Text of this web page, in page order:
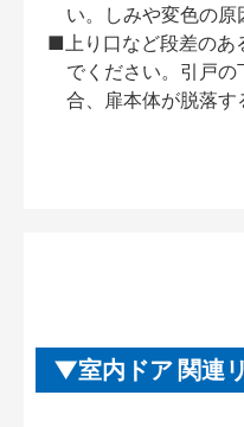
い。しみや変色の原
■上り口など段差のあ
でください。引戸
合、扉本体が脱落す
室内ドア 関連